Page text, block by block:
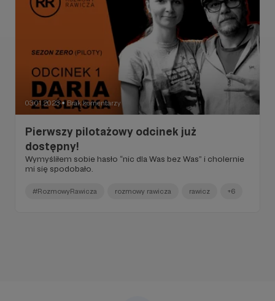
03.01.2023 ● Brak komentarzy
Pierwszy pilotażowy odcinek już
dostępny!
Wymyśliłem sobie hasło “nic dla Was bez Was” i cholernie
mi się spodobało.
#RozmowyRawicza rozmowy rawicza rawicz +6